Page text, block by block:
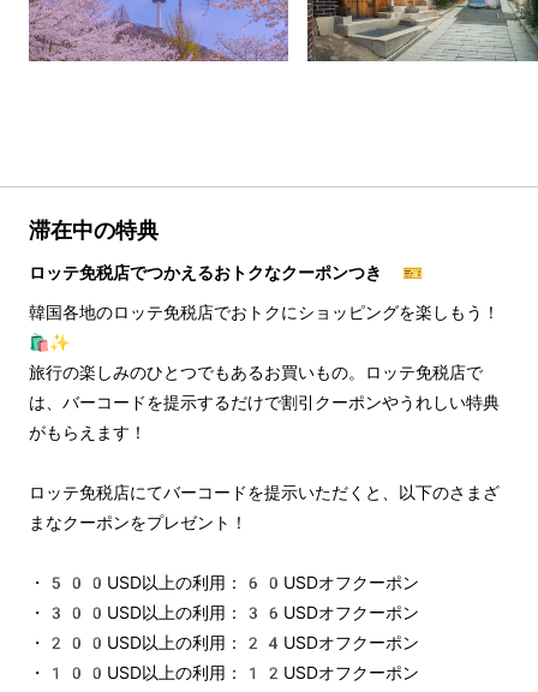
滞在中の特典
ロッテ免税店でつかえるおトクなクーポンつき 🎫
韓国各地のロッテ免税店でおトクにショッピングを楽しもう！
🛍️✨
旅行の楽しみのひとつでもあるお買いもの。ロッテ免税店で
は、バーコードを提示するだけで割引クーポンやうれしい特典
がもらえます！
ロッテ免税店にてバーコードを提示いただくと、以下のさまざ
まなクーポンをプレゼント！
・500USD以上の利用：60USDオフクーポン
・300USD以上の利用：36USDオフクーポン
・200USD以上の利用：24USDオフクーポン
・100USD以上の利用：12USDオフクーポン